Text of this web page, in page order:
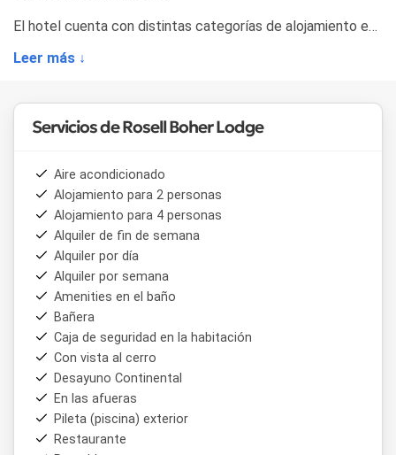
El hotel cuenta con distintas categorías de alojamiento en
privadas:
• Villa Deluxe con vista a viñedos y montañas con cava y
• Villa Master con vista al lago, montañas y viñedos
• Villa Master con vista a montañas y viñedos, cava privada
y hogar a leña
• Master Suite con jacuzzi, terraza privada y habitación
doble en suite
Todas las villas privadas disponen de jacuzzi y fogón en sus
terrazas, lo que convierte cada estadía en una experiencia
de descanso con el paisaje cordillerano como telón de
fondo. La arquitectura del conjunto fue diseñada para
integrarse al entorno natural, con edificaciones de bajo
impacto que se mimetizan con la vista de los viñedos y las
montañas.
Rosell Boher Lodge cuenta con restaurante propio,
distinguido como Mejor Restaurante de Bodega del Mundo
2020, donde la propuesta culinaria se basa en ingredientes
Leer más ↓
Servicios de Rosell Boher Lodge
Aire acondicionado
Alojamiento para 2 personas
Alojamiento para 4 personas
Alquiler de fin de semana
Alquiler por día
Alquiler por semana
Amenities en el baño
Bañera
Caja de seguridad en la habitación
Con vista al cerro
Desayuno Continental
En las afueras
Pileta (piscina) exterior
Restaurante